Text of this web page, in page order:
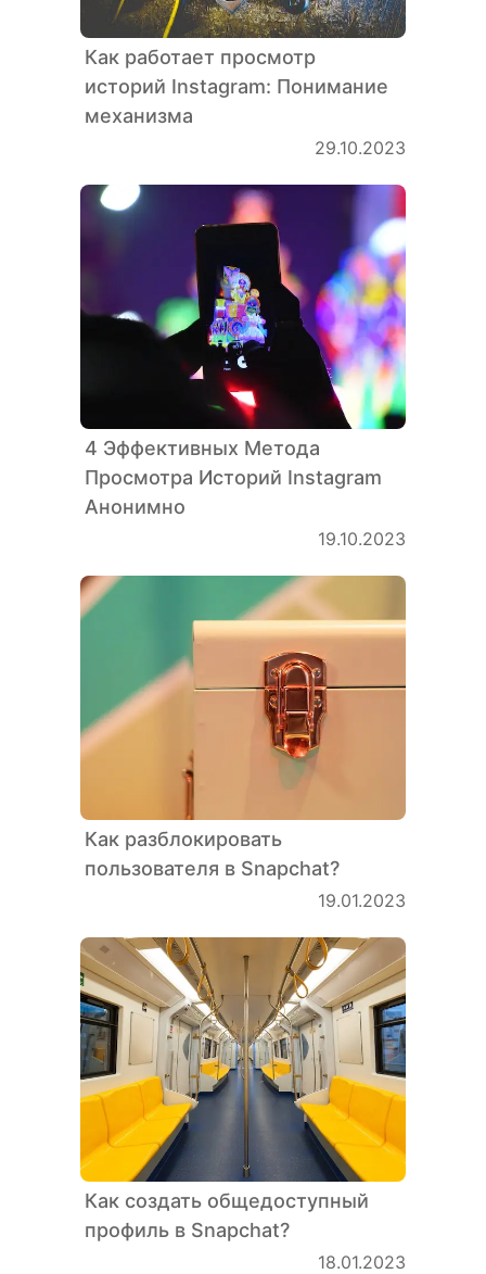
Как работает просмотр
историй Instagram: Понимание
механизма
29.10.2023
4 Эффективных Метода
Просмотра Историй Instagram
Анонимно
19.10.2023
Как разблокировать
пользователя в Snapchat?
19.01.2023
Как создать общедоступный
профиль в Snapchat?
18.01.2023